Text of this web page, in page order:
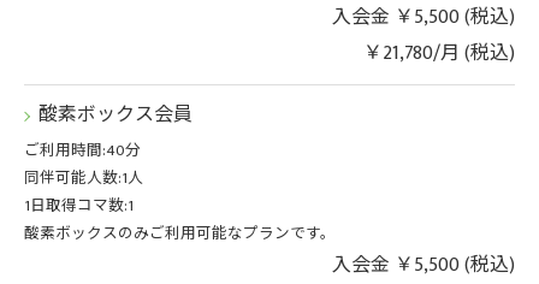
入会金 ￥5,500 (税込)
￥21,780/月 (税込)
酸素ボックス会員
ご利用時間:40分
同伴可能人数:1人
1日取得コマ数:1
酸素ボックスのみご利用可能なプランです。
入会金 ￥5,500 (税込)